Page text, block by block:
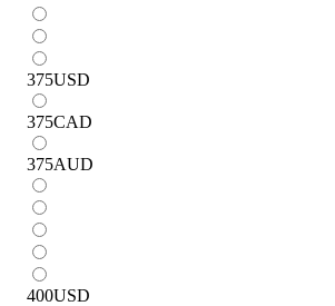
375USD
375CAD
375AUD
400USD